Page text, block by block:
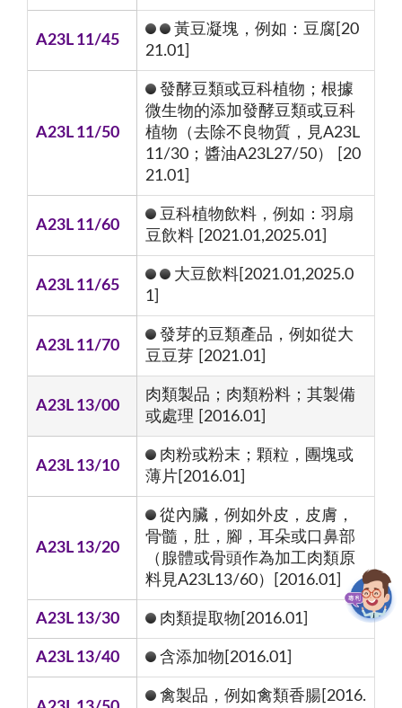
A23L 11/45
黃豆凝塊，例如：豆腐[20
21.01]
A23L 11/50
發酵豆類或豆科植物；根據
微生物的添加發酵豆類或豆科
植物（去除不良物質，見A23L
11/30；醬油A23L27/50） [20
21.01]
A23L 11/60
豆科植物飲料，例如：羽扇
豆飲料 [2021.01,2025.01]
A23L 11/65
大豆飲料[2021.01,2025.0
1]
A23L 11/70
發芽的豆類產品，例如從大
豆豆芽 [2021.01]
A23L 13/00
肉類製品；肉類粉料；其製備
或處理 [2016.01]
A23L 13/10
肉粉或粉末；顆粒，團塊或
薄片[2016.01]
A23L 13/20
從內臟，例如外皮，皮膚，
骨髓，肚，腳，耳朵或口鼻部
（腺體或骨頭作為加工肉類原
料見A23L13/60）[2016.01]
A23L 13/30 肉類提取物[2016.01]
A23L 13/40 含添加物[2016.01]
禽製品，例如禽類香腸[2016.